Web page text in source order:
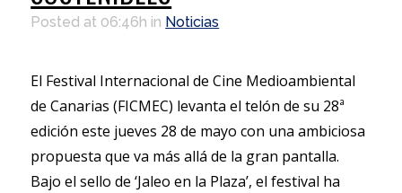
Posted at 06:46h in Noticias
El Festival Internacional de Cine Medioambiental
de Canarias (FICMEC) levanta el telón de su 28ª
edición este jueves 28 de mayo con una ambiciosa
propuesta que va más allá de la gran pantalla.
Bajo el sello de ‘Jaleo en la Plaza’, el festival ha